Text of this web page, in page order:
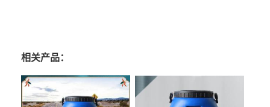
相关产品：